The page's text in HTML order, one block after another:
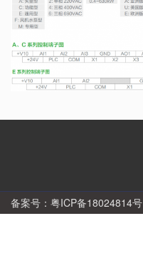
备案号： 粤ICP备18024814号